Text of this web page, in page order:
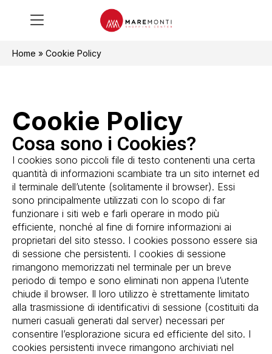
Home » Cookie Policy
Cookie Policy
Cosa sono i Cookies?
I cookies sono piccoli file di testo contenenti una certa
quantità di informazioni scambiate tra un sito internet ed
il terminale dell’utente (solitamente il browser). Essi
sono principalmente utilizzati con lo scopo di far
funzionare i siti web e farli operare in modo più
efficiente, nonché al fine di fornire informazioni ai
proprietari del sito stesso. I cookies possono essere sia
di sessione che persistenti. I cookies di sessione
rimangono memorizzati nel terminale per un breve
periodo di tempo e sono eliminati non appena l’utente
chiude il browser. Il loro utilizzo è strettamente limitato
alla trasmissione di identificativi di sessione (costituiti da
numeri casuali generati dal server) necessari per
consentire l’esplorazione sicura ed efficiente del sito. I
cookies persistenti invece rimangono archiviati nel